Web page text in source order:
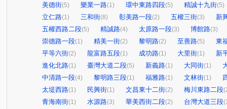
美德街(5) 樂業一路(1) 環中東路四段(5) 精誠十九街(5)
立仁路(1) 三和街(8) 彰美路一段(2) 五權三街(3)
新
五權西路二段(5) 精誠路(4) 太原路一段(3) 博館路(3)
崇德路一段(1) 精美一街(2) 黎明路(2) 至善路(5)
東
平等六街(2) 龍富路五段(1) 成功路(1) 大里街(1)
新
進化北路(1) 臺灣大道二段(5) 新義路(1) 大同街(1)
中清路一段(4) 黎明路三段(1) 福雅路(1) 文林街(1)
太堤西路(1) 民興街(1) 文昌東十二街(2) 梅川東路二段
青海南街(1) 水源路(3) 華美西街二段(2) 台灣大道三段